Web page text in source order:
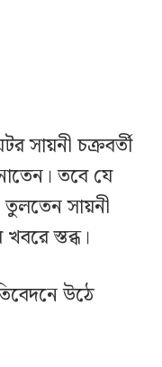
সায়নী চক্রবর্তী
তবে যে
তুলতেন সায়নী
স্তব্ধ।
উঠে